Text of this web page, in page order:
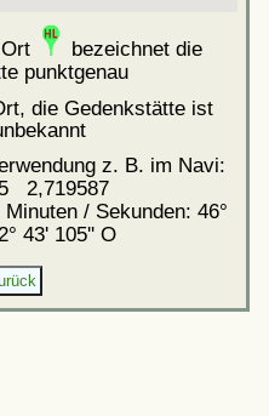
bezeichnet die
punktgenau
die Gedenkstätte ist
z. B. im Navi:
2,719587
/ Sekunden: 46°
43' 105'' O